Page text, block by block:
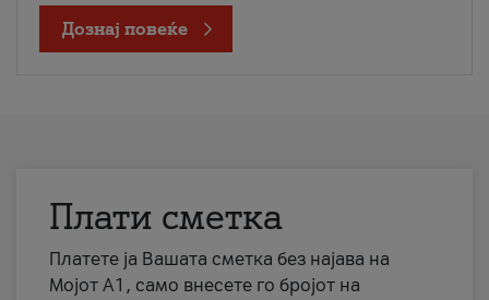
Дознај повеќе
Плати сметка
Платете ја Вашата сметка без најава на
Мојот А1, само внесете го бројот на